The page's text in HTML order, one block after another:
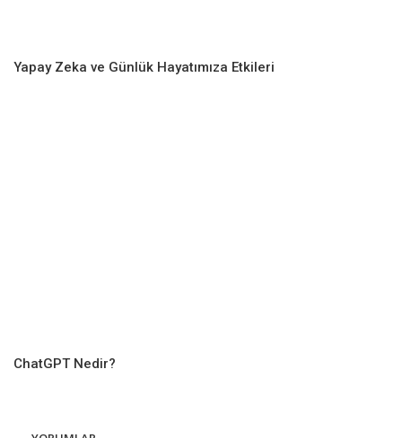
Yapay Zeka ve Günlük Hayatımıza Etkileri
ChatGPT Nedir?